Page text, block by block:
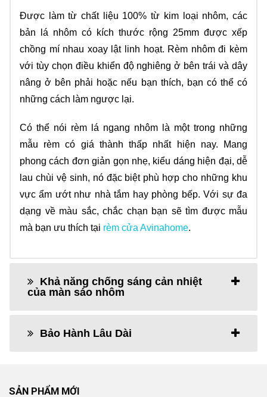
Được làm từ chất liệu 100% từ kim loại nhôm, các
bản lá nhôm có kích thước rộng 25mm được xếp
chồng mí nhau xoay lật linh hoạt. Rèm nhôm đi kèm
với tùy chọn điều khiển độ nghiêng ở bên trái và dây
nâng ở bên phải hoặc nếu bạn thích, bạn có thể có
những cách làm ngược lại.
Có thể nói rèm lá ngang nhôm là một trong những
mẫu rèm có giá thành thấp nhất hiện nay. Mang
phong cách đơn giản gọn nhẹ, kiểu dáng hiện đại, dễ
lau chùi vệ sinh, nó đặc biệt phù hợp cho những khu
vực ẩm ướt như nhà tắm hay phòng bếp. Với sự đa
dạng về màu sắc, chắc chạn bạn sẽ tìm được mẫu
mà bạn ưu thích tại rèm cửa Avinahome.
Khả năng chống sáng cản nhiệt
của màn sáo nhôm
Bảo Hành Lâu Dài
SẢN PHẨM MỚI